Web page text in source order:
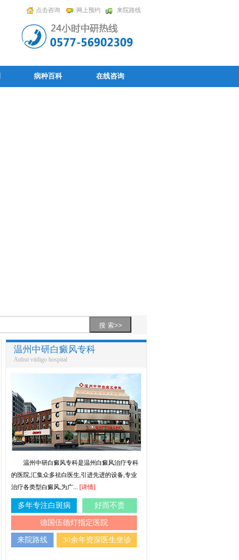
点击咨询 网上预约 来院路线
病种百科 在线咨询
温州中研白癜风专科
Anhui vitiligo hospital
温州中研白癜风专科是温州白癜风治疗专科
的医院,汇集众多祛白医生,引进先进的设备,专业
治疗各类型白癜风,为广... [详情]
多年专注白斑病 好而不贵
德国伍德灯指定医院
来院路线 30余年资深医生坐诊